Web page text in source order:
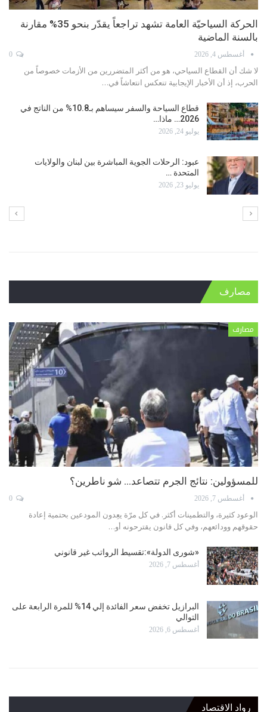
محمد كركوتي يكتب: لا فائدة منخفضة حالياً
يوليو 20, 2026
أظهر كيفين وارش رئيس المجلس الاحتياطي الفيدرالي الأميركي «البنك
المركزي»، ما يمكن وصفه بـ «العين الحمراء»، بعد فترة…
الصيف
يوليو 16, 2026
يوليو 15, 2026
مصارف
مصارف
للمسؤولين: نتائج الجرم تتصاعد… شو ناطرين؟
أغسطس 7, 2026
الوعود كثيرة، والتطمينات أكثر. في كل مرّة يعِدون المودعين بحتمية إعادة
حقوقهم وودائعهم، وفي كل قانون يقترحونه أو…
«شورى الدولة»:تقسيط الرواتب غير قانوني
أغسطس 7, 2026
البرازيل تخفض سعر الفائدة إلي 14% للمرة الرابعة على
التوالي
أغسطس 6, 2026
رواد الاقتصاد